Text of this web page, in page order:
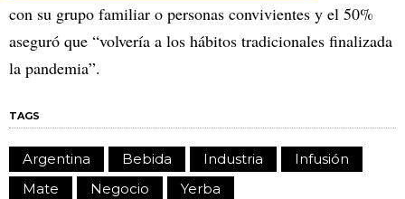
con su grupo familiar o personas convivientes y el 50%
aseguró que “volvería a los hábitos tradicionales finalizada
la pandemia”.
TAGS
Argentina Bebida Industria
Infusión
Mate
Negocio Yerba